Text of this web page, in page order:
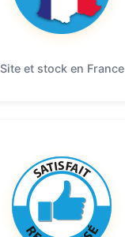
Site et stock en France